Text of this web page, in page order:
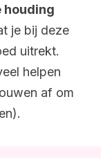
houding
je bij deze
uitrekt.
helpen
af om